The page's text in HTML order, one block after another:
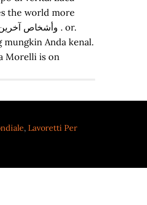
the world more
mungkin Anda kenal.
Morelli is on
, Lavoretti Per